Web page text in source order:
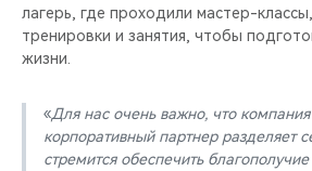
лагерь, где проходили мастер-
тренировки и занятия, чтобы
жизни.
«Для нас очень важно, что
корпоративный партнер разделяет
стремится обеспечить